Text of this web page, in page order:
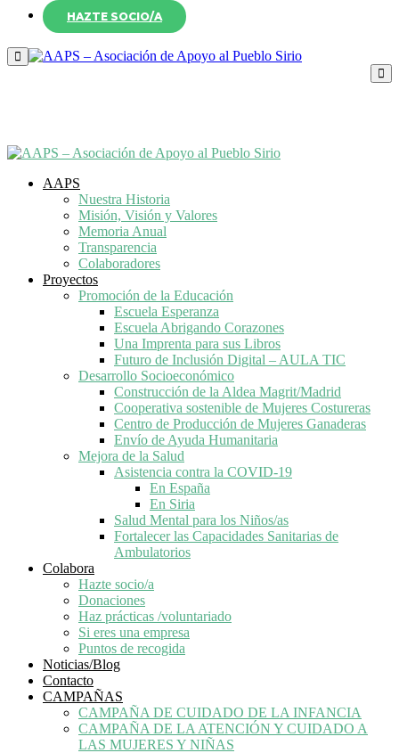
HAZTE SOCIO/A
AAPS
Nuestra Historia
Misión, Visión y Valores
Memoria Anual
Transparencia
Colaboradores
Proyectos
Promoción de la Educación
Escuela Esperanza
Escuela Abrigando Corazones
Una Imprenta para sus Libros
Futuro de Inclusión Digital – AULA TIC
Desarrollo Socioeconómico
Construcción de la Aldea Magrit/Madrid
Cooperativa sostenible de Mujeres Costureras
Centro de Producción de Mujeres Ganaderas
Envío de Ayuda Humanitaria
Mejora de la Salud
Asistencia contra la COVID-19
En España
En Siria
Salud Mental para los Niños/as
Fortalecer las Capacidades Sanitarias de
Ambulatorios
Colabora
Hazte socio/a
Donaciones
Haz prácticas /voluntariado
Si eres una empresa
Puntos de recogida
Noticias/Blog
Contacto
CAMPAÑAS
CAMPAÑA DE CUIDADO DE LA INFANCIA
CAMPAÑA DE LA ATENCIÓN Y CUIDADO A
LAS MUJERES Y NIÑAS